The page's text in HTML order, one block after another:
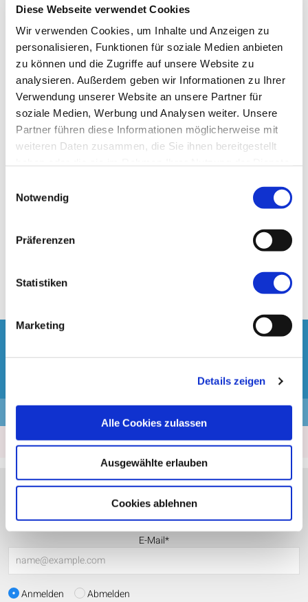
Diese Webseite verwendet Cookies
Wir verwenden Cookies, um Inhalte und Anzeigen zu
personalisieren, Funktionen für soziale Medien anbieten
zu können und die Zugriffe auf unsere Website zu
analysieren. Außerdem geben wir Informationen zu Ihrer
Verwendung unserer Website an unsere Partner für
soziale Medien, Werbung und Analysen weiter. Unsere
Partner führen diese Informationen möglicherweise mit
weiteren Daten zusammen, die Sie ihnen bereitgestellt
Notwendig
Präferenzen
Statistiken
Marketing
Details zeigen
Alle Cookies zulassen
Ausgewählte erlauben
Cookies ablehnen
Zimmerart
WEITERE WENIGER
Gutschein
PRÜFEN
Beendigung der Buchung online hinzugebucht
werden.
+49 2166 39 84 727
Kassenzettel
Leistungsbeginn befindet sich in der Vergangenheit
Newsletter
E-Mail*
Anmelden Abmelden